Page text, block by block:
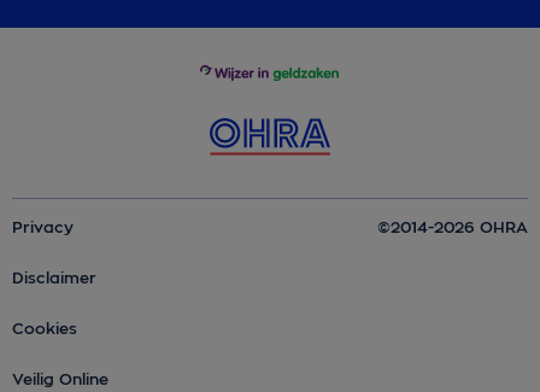
Privacy
Disclaimer
Cookies
Veilig Online
©2014-2026 OHRA